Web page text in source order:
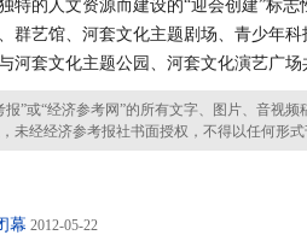
特的人文资源而建设的“迎会创建”标
群艺馆、河套文化主题剧场、青少年
河套文化主题公园、河套文化演艺广
或“经济参考网”的所有文字、图片、音视频
未经经济参考报社书面授权，不得以任何形
幕 2012-05-22